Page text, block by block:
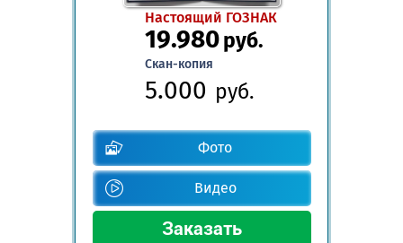
Настоящий ГОЗНАК
19.980руб.
Скан-копия
5.000 руб.
Фото
Видео